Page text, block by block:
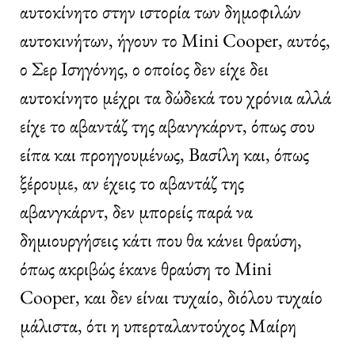
αυτοκίνητο στην ιστορία των δημοφιλών
αυτοκινήτων, ήγουν το Mini Cooper, αυτός,
ο Σερ Ισηγόνης, ο οποίος δεν είχε δει
αυτοκίνητο μέχρι τα δώδεκά του χρόνια αλλά
είχε το αβαντάζ της αβανγκάρντ, όπως σου
είπα και προηγουμένως, Βασίλη και, όπως
ξέρουμε, αν έχεις το αβαντάζ της
αβανγκάρντ, δεν μπορείς παρά να
δημιουργήσεις κάτι που θα κάνει θραύση,
όπως ακριβώς έκανε θραύση το Mini
Cooper, και δεν είναι τυχαίο, διόλου τυχαίο
μάλιστα, ότι η υπερταλαντούχος Μαίρη